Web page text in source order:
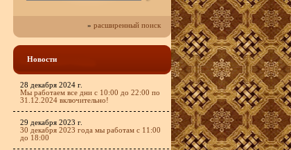
» расширенный поиск
Новости
28 декабря 2024 г.
Мы работаем все дни с 10:00 до 22:00 по
31.12.2024 включительно!
29 декабря 2023 г.
30 декабря 2023 года мы работам с 11:00
до 18:00